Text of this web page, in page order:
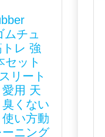
ムチュ
レ 強
セット
リート
用 天
くない
い方動
ニング